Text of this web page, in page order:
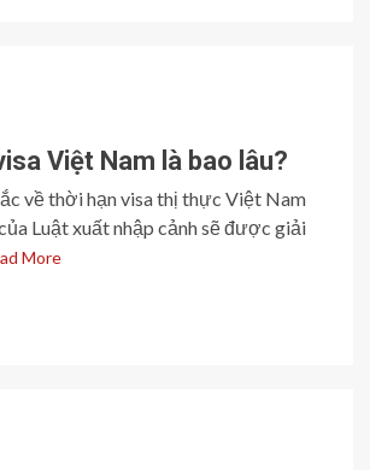
Việt Nam là bao lâu?
về thời hạn visa thị thực Việt Nam
Luật xuất nhập cảnh sẽ được giải
More